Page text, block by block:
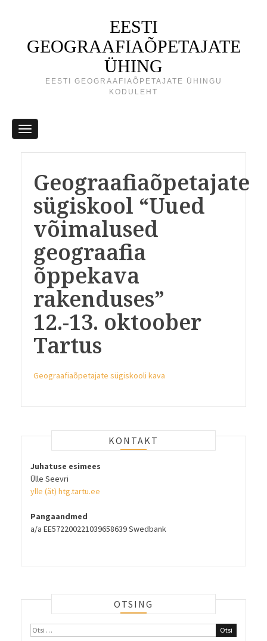
EESTI
GEOGRAAFIAÕPETAJATE
ÜHING
EESTI GEOGRAAFIAÕPETAJATE ÜHINGU
KODULEHT
Geograafiaõpetajate
sügiskool “Uued
võimalused
geograafia
õppekava
rakenduses”
12.-13. oktoober
Tartus
Geograafiaõpetajate sügiskooli kava
KONTAKT
Juhatuse esimees
Ülle Seevri
ylle (ät) htg.tartu.ee
Pangaandmed
a/a EE572200221039658639 Swedbank
OTSING
Otsi: